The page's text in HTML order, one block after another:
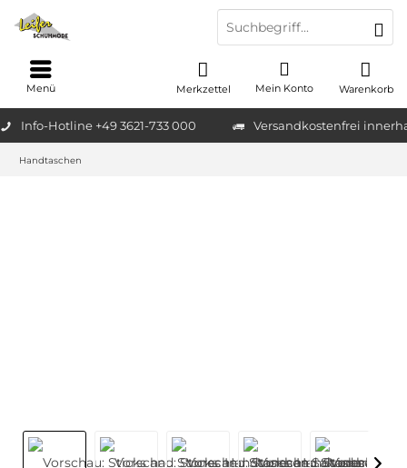
Info-Hotline +49 3621-733 000 Versandkostenfrei
Warenkorb
Merkzettel Mein Konto
Menü
Handtaschen